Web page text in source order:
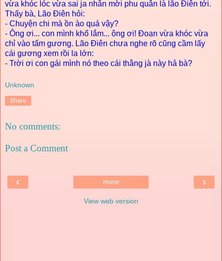
vừa khóc lóc vừa sai ja nhân mời phu quân là lão Điên tới.
Thấy bà, Lão Điên hỏi:
- Chuyện chi mà ồn ào quá vậy?
- Ông ơi... con mình khổ lắm... ông ơi! Đoạn vừa khóc vừa
chỉ vào tấm gương. Lão Điên chưa nghe rõ cũng cầm lấy
cái gương xem rồi la lớn:
- Trời ơi con gái mình nó theo cái thằng jà này hả bà?
Unknown
Share
No comments:
Post a Comment
‹ ›
Home
View web version